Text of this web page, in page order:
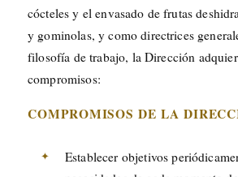
cócteles y el envasado de frutas
y gominolas, y como directrices
filosofía de trabajo, la Dirección
compromisos:
COMPROMISOS DE LA
Establecer objetivos